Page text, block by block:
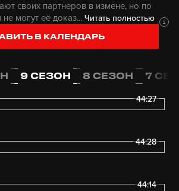
В КАЛЕНДАРЬ
своих партнеров в измене, но по
могут её доказ... Читать полностью
9 СЕЗОН 8 СЕЗОН 7
44:27
44:28
44:14